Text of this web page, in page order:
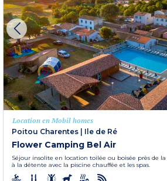
Location en Mobil homes
Poitou Charentes
Ile de Ré
Flower Camping Bel Air
Séjour insolite en location toilée ou boisée près de la
à la détente avec la piscine chauffée et les spas.